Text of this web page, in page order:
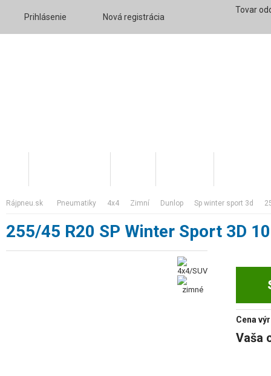
Prihlásenie Nová registrácia
Tovar
rájpneu.sk pneumatiky 4x4 zimní dunlop sp winter sport 3d
255/45 R20 SP Winter Sport 3D
Cena
Vaša